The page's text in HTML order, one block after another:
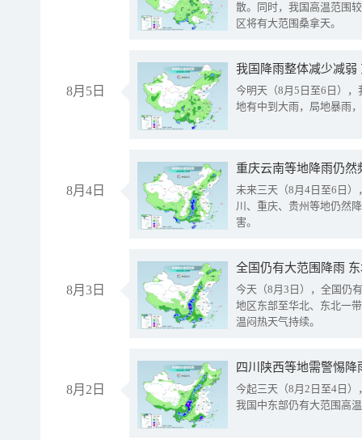
散。同时，我国高温范围
区将有大范围桑拿天。
8月5日
我国降雨整体减少减弱
今明天（8月5日至6日）
地有中到大雨，局地暴雨
8月4日
重庆云南等地降雨仍然
未来三天（8月4日至6日
川、重庆、贵州等地仍然
害。
8月3日
全国仍有大范围降雨
今天（8月3日），全国仍
地区东部至华北、东北一
温闷热天气持续。
8月2日
今起三天（8月2日至4日
我国中东部仍有大范围高